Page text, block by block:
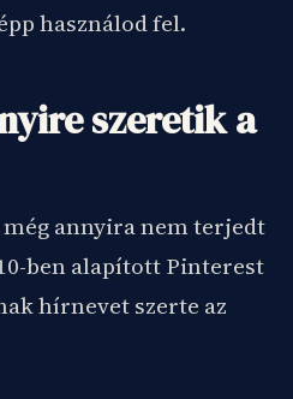
használod fel.
szeretik a
annyira nem terjedt
ben alapított Pinterest
hírnevet szerte az